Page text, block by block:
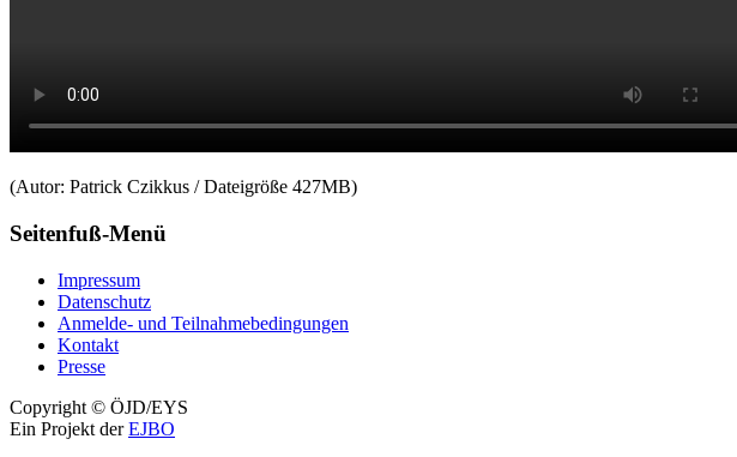
(Autor: Patrick Czikkus / Dateigröße 427MB)
Seitenfuß-Menü
Weiter
zum
Inhalt
Impressum
Datenschutz
Anmelde- und Teilnahmebedingungen
Kontakt
Presse
Copyright © ÖJD/EYS
Ein Projekt derEJBO